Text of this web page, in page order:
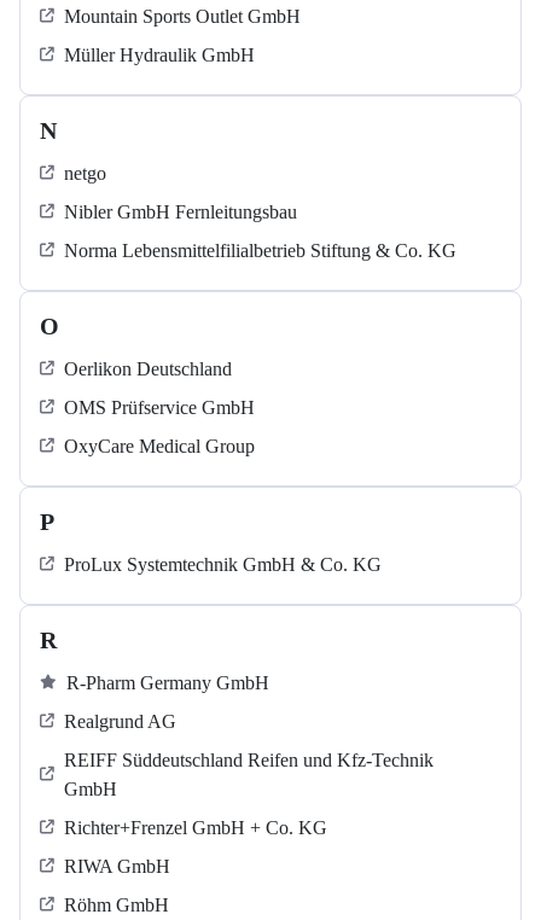
Mountain Sports Outlet GmbH
Müller Hydraulik GmbH
N
netgo
Nibler GmbH Fernleitungsbau
Norma Lebensmittelfilialbetrieb Stiftung & Co. KG
O
Oerlikon Deutschland
OMS Prüfservice GmbH
OxyCare Medical Group
P
ProLux Systemtechnik GmbH & Co. KG
R
R-Pharm Germany GmbH
Realgrund AG
REIFF Süddeutschland Reifen und Kfz-Technik
GmbH
Richter+Frenzel GmbH + Co. KG
RIWA GmbH
Röhm GmbH